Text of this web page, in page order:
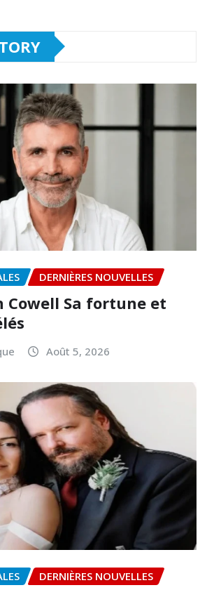
DERNIÈRES NOUVELLES
Cowell Sa fortune et
Août 5, 2026
DERNIÈRES NOUVELLES